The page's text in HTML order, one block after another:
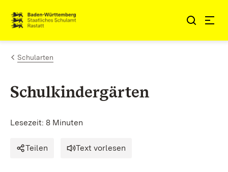
Zum Inhalt springen
Link zur Startseite
Schularten
Schulkindergärten
Lesezeit: 8 Minuten
Teilen Text vorlesen